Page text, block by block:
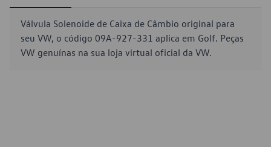
Válvula Solenoide de Caixa de Câmbio original para
seu VW, o código 09A-927-331 aplica em Golf. Peças
VW genuínas na sua loja virtual oficial da VW.